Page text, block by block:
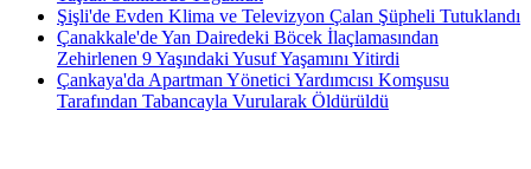
Şişli'de Evden Klima ve Televizyon Çalan Şüpheli Tutuklandı
Çanakkale'de Yan Dairedeki Böcek İlaçlamasından
Zehirlenen 9 Yaşındaki Yusuf Yaşamını Yitirdi
Çankaya'da Apartman Yönetici Yardımcısı Komşusu
Tarafından Tabancayla Vurularak Öldürüldü